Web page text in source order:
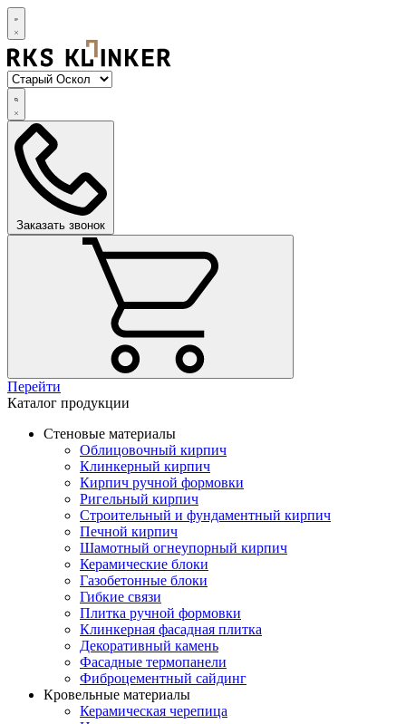
Заказать звонок
Перейти
Каталог продукции
Стеновые материалы
Облицовочный кирпич
Клинкерный кирпич
Кирпич ручной формовки
Ригельный кирпич
Строительный и фундаментный кирпич
Печной кирпич
Шамотный огнеупорный кирпич
Керамические блоки
Газобетонные блоки
Гибкие связи
Плитка ручной формовки
Клинкерная фасадная плитка
Декоративный камень
Фасадные термопанели
Фиброцементный сайдинг
Кровельные материалы
Керамическая черепица